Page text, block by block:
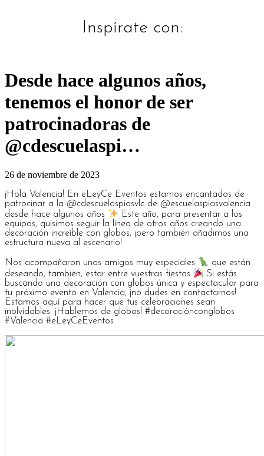
Inspírate con:
Desde hace algunos años,
tenemos el honor de ser
patrocinadoras de
@cdescuelaspi…
26 de noviembre de 2023
¡Hola Valencia! En eLeyCe Eventos estamos encantados de
patrocinar a la @cdescuelaspiasvlc de @escuelaspiasvalencia
desde hace algunos años
Este año, para presentar a los
equipos, quisimos seguir la línea de otros años creando una
decoración increíble con globos, ¡pero también añadimos una
estructura nueva al escenario!
Nos acompañaron unos amigos muy especiales
que están
deseando, también, estar entre vuestras fiestas
Si estás
buscando una decoración con globos única y espectacular para
tu próximo evento en Valencia, ¡no dudes en contactarnos!
Estamos aquí para hacer que tus celebraciones sean
inolvidables. ¡Hablemos de globos! #decoraciónconglobos
#Valencia #eLeyCeEventos